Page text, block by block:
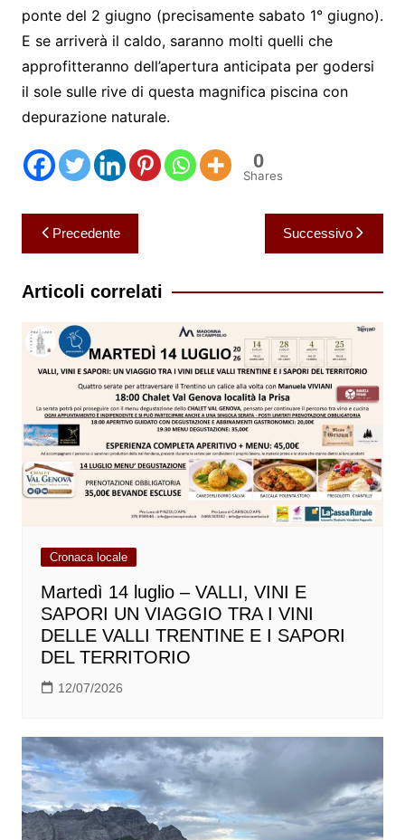
ponte del 2 giugno (precisamente sabato 1° giugno).
E se arriverà il caldo, saranno molti quelli che
approfitteranno dell’apertura anticipata per godersi
il sole sulle rive di questa magnifica piscina con
depurazione naturale.
0
Shares
Navigazione
articoli
Precedente Successivo
Articoli correlati
Cronaca locale
Martedì 14 luglio – VALLI, VINI E
SAPORI UN VIAGGIO TRA I VINI
DELLE VALLI TRENTINE E I SAPORI
DEL TERRITORIO
12/07/2026